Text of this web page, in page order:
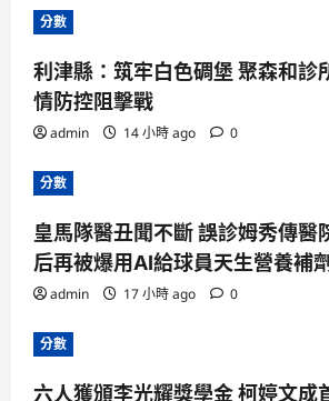
分數
利津縣：筑牢白色碉堡 聚森和診
情防控阻擊戰
admin 14 小時 ago 0
分數
皇馬隊醫丑聞不斷 誤診姆秀傳醫
后再被爆用AI給球員天生營養補劑
admin 17 小時 ago 0
分數
六人獲頒李光耀獎學金 柯婷文成